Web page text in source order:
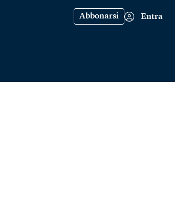
Abbonarsi Entra